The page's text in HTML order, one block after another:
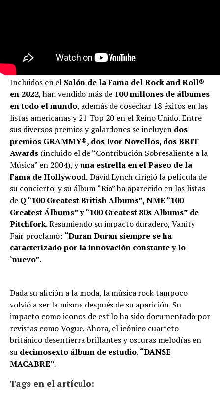
Incluidos en el Salón de la Fama del Rock and Roll®
en 2022, han vendido más de 100 millones de álbumes
en todo el mundo, además de cosechar 18 éxitos en las
listas americanas y 21 Top 20 en el Reino Unido. Entre
sus diversos premios y galardones se incluyen dos
premios GRAMMY®, dos Ivor Novellos, dos BRIT
Awards (incluido el de “Contribución Sobresaliente a la
Música” en 2004), yuna estrella en el Paseo de la
Fama de Hollywood.David Lynch dirigió la película de
su concierto, y su álbum “Rio” ha aparecido en las listas
de Q “100 Greatest British Albums”, NME “100
Greatest Álbums” y “100 Greatest 80s Albums” de
Pitchfork.Resumiendo su impacto duradero, Vanity
Fair proclamó: “Duran Duran siempre se ha
caracterizado por la innovación constante y lo
‘nuevo”.
Dada su afición a la moda, la música rock tampoco
volvió a ser la misma después de su aparición. Su
impacto como iconos de estilo ha sido documentado por
revistas como Vogue. Ahora, el icónico cuarteto
británico desentierra brillantes y oscuras melodías en
su decimosexto álbum de estudio, “DANSE
MACABRE”.
Tags en el artículo: